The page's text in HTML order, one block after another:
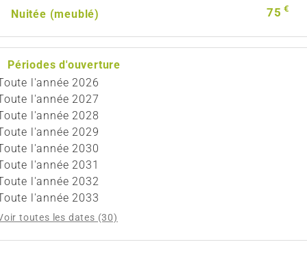
Nuitée (meublé) 75 €
Périodes d'ouverture
l'année 2026
l'année 2027
l'année 2028
l'année 2029
l'année 2030
l'année 2031
l'année 2032
l'année 2033
toutes les dates (30)